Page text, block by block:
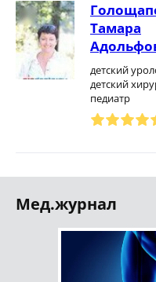
Тамара
детский
детский
педиатр
Мед.журнал